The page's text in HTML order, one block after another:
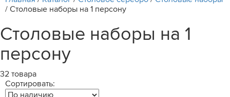
/ Столовые наборы на 1 персону
Столовые наборы на 1
персону
32 товара
Сортировать: